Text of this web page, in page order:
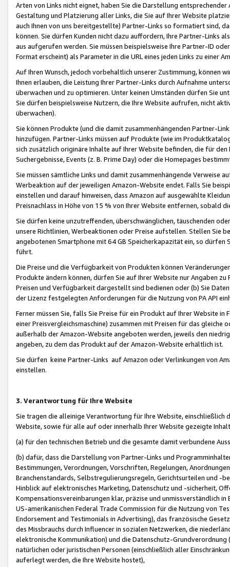
Arten von Links nicht eignet, haben Sie die Darstellung
Gestaltung und Platzierung aller Links, die Sie auf Ihrer Website
auch Ihnen von uns bereitgestellte) Partner-Links so formatiert sind,
können. Sie dürfen Kunden nicht dazu auffordern, Ihre Partner-Links
aus aufgerufen werden. Sie müssen beispielsweise Ihre Partner-ID
Format erscheint) als Parameter in die URL eines jeden Links zu einer
Auf Ihren Wunsch, jedoch vorbehaltlich unserer Zustimmung, können
Ihnen erlauben, die Leistung Ihrer Partner-Links durch Aufnahme
überwachen und zu optimieren. Unter keinen Umständen dürfen Sie
Sie dürfen beispielsweise Nutzern, die Ihre Website aufrufen, nicht
überwachen).
Sie können Produkte (und die damit zusammenhängenden Partner-
hinzufügen. Partner-Links müssen auf Produkte (wie im
sich zusätzlich originäre Inhalte auf Ihrer Website befinden, die für
Suchergebnisse, Events (z. B. Prime Day) oder die Homepages
Sie müssen sämtliche Links und damit zusammenhängende
Werbeaktion auf der jeweiligen Amazon-Website endet. Falls Sie
einstellen und darauf hinweisen, dass Amazon auf ausgewählte
Preisnachlass in Höhe von 15 % von Ihrer Website entfernen, sobald
Sie dürfen keine unzutreffenden, überschwänglichen, täuschenden
unsere Richtlinien, Werbeaktionen oder Preise aufstellen. Stellen Sie
angebotenen Smartphone mit 64 GB Speicherkapazität ein, so dürfen
führt.
Die Preise und die Verfügbarkeit von Produkten können
Produkte ändern können, dürfen Sie auf Ihrer Website nur Angaben
Preisen und Verfügbarkeit dargestellt sind bedienen oder (b) Sie
der Lizenz festgelegten Anforderungen für die Nutzung von PA API
Ferner müssen Sie, falls Sie Preise für ein Produkt auf Ihrer Website
einer Preisvergleichsmaschine) zusammen mit Preisen für das
außerhalb der Amazon-Website angeboten werden, jeweils den
angeben, zu dem das Produkt auf der Amazon-Website erhältlich ist.
Sie dürfen keine Partner-Links auf Amazon oder Verlinkungen von
einstellen.
3. Verantwortung für Ihre Website
Sie tragen die alleinige Verantwortung für Ihre Website,
Website, sowie für alle auf oder innerhalb Ihrer Website gezeigte
(a) für den technischen Betrieb und die gesamte damit verbundene
(b) dafür, dass die Darstellung von Partner-Links und
Bestimmungen, Verordnungen, Vorschriften, Regelungen,
Branchenstandards, Selbstregulierungsregeln, Gerichtsurteilen und -
Hinblick auf elektronisches Marketing, Datenschutz und -sicherheit,
Kompensationsvereinbarungen klar, präzise und unmissverständlich
US-amerikanischen Federal Trade Commission für die Nutzung von
Endorsement and Testimonials in Advertising), das französische
des Missbrauchs durch Influencer in sozialen Netzwerken, die
elektronische Kommunikation) und die Datenschutz-
natürlichen oder juristischen Personen (einschließlich aller
auferlegt werden, die Ihre Website hostet),